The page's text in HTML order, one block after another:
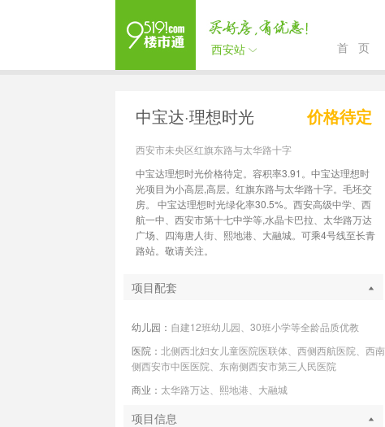
西安站 首 页
中宝达·理想时光 价格待定
西安市未央区红旗东路与太华路十字
中宝达理想时光价格待定。容积率3.91。中宝达理想时
光项目为小高层,高层。红旗东路与太华路十字。毛坯交
房。 中宝达理想时光绿化率30.5%。西安高级中学、西
航一中、西安市第十七中学等,水晶卡巴拉、太华路万达
广场、四海唐人街、熙地港、大融城。可乘4号线至长青
路站。敬请关注。
项目配套
幼儿园： 自建12班幼儿园、30班小学等全龄品质优教
医院： 北侧西北妇女儿童医院医联体、西侧西航医院、西南
侧西安市中医医院、东南侧西安市第三人民医院
商业： 太华路万达、熙地港、大融城
项目信息